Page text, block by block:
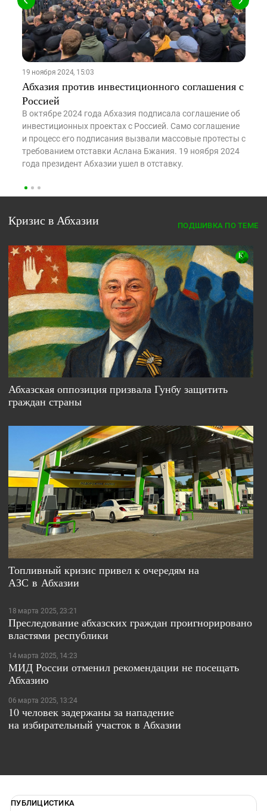
19 ноября 2024, 15:03
Абхазия против инвестиционного соглашения с
Россией
В октябре 2024 года Абхазия подписала соглашение об
инвестиционных проектах с Россией. Само соглашение
и процесс его подписания вызвали массовые протесты с
требованием отставки Аслана Бжания. 19 ноября 2024
года президент Абхазии ушел в отставку.
Кризис в Абхазии ПОДШИВКА ПО ТЕМЕ
Абхазская оппозиция призвала Гунбу защитить
граждан страны
Топливный кризис привел к очередям на
АЗС в Абхазии
18 марта 2025, 23:21
Преследование абхазских граждан проигнорировано
властями республики
14 марта 2025, 14:23
МИД России отменил рекомендации не посещать
Абхазию
06 марта 2025, 13:24
10 человек задержаны за нападение
на избирательный участок в Абхазии
ПУБЛИЦИСТИКА